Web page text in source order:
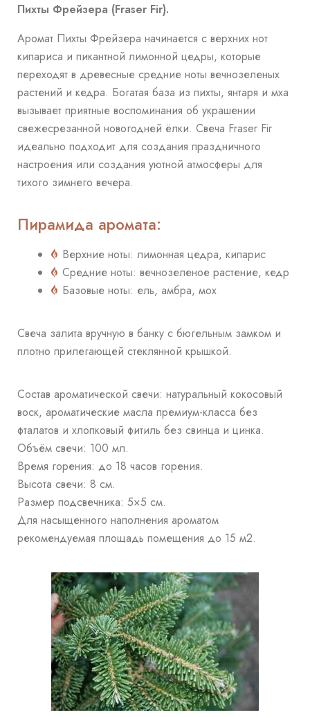
Пихты Фрейзера (Fraser Fir).
Аромат Пихты Фрейзера начинается с верхних нот
кипариса и пикантной лимонной цедры, которые
переходят в древесные средние ноты вечнозеленых
растений и кедра. Богатая база из пихты, янтаря и мха
вызывает приятные воспоминания об украшении
свежесрезанной новогодней ёлки. Свеча Fraser Fir
идеально подходит для создания праздничного
настроения или создания уютной атмосферы для
тихого зимнего вечера.
Пирамида аромата:
Верхние ноты: лимонная цедра, кипарис
Средние ноты: вечнозеленое растение, кедр
Базовые ноты: ель, амбра, мох
Свеча залита вручную в банку с бюгельным замком и
плотно прилегающей стеклянной крышкой.
Состав ароматической свечи: натуральный кокосовый
воск, ароматические масла премиум-класса без
фталатов и хлопковый фитиль без свинца и цинка.
Объём свечи: 100 мл.
Время горения: до 18 часов горения.
Высота свечи: 8 см.
Размер подсвечника: 5×5 см.
Для насыщенного наполнения ароматом
рекомендуемая площадь помещения до 15 м2.